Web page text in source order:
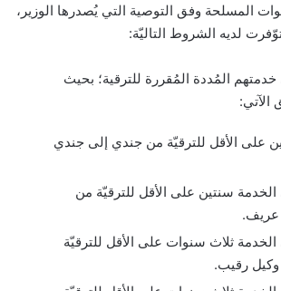
المسلحة وفق التوصية التي يُصدرها الوزير،
لديه الشروط التاليّة:
المُددة المُقررة للترقية؛ بحيث
الآتي:
على الأقل للترقيّة من جندي إلى جندي
سنتين على الأقل للترقيّة من
عريف.
ثلاث سنوات على الأقل للترقيّة
رقيب.